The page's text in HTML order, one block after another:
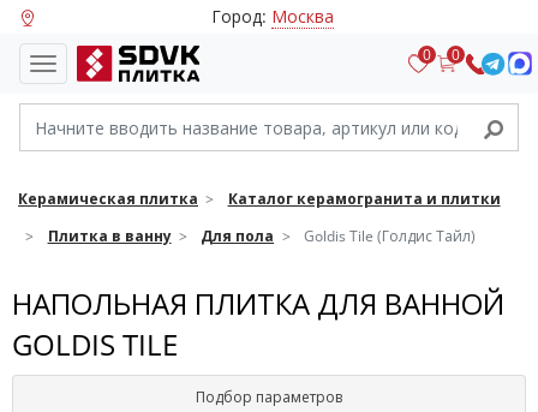
Город: Москва
0 0
Керамическая плитка
Каталог керамогранита и плитки
Плитка в ванну
Для пола Goldis Tile (Голдис Тайл)
НАПОЛЬНАЯ ПЛИТКА ДЛЯ ВАННОЙ
GOLDIS TILE
Подбор параметров